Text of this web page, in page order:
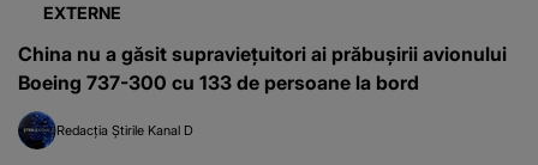
EXTERNE
China nu a găsit supraviețuitori ai prăbușirii avionului
Boeing 737-300 cu 133 de persoane la bord
Redacția Știrile Kanal D